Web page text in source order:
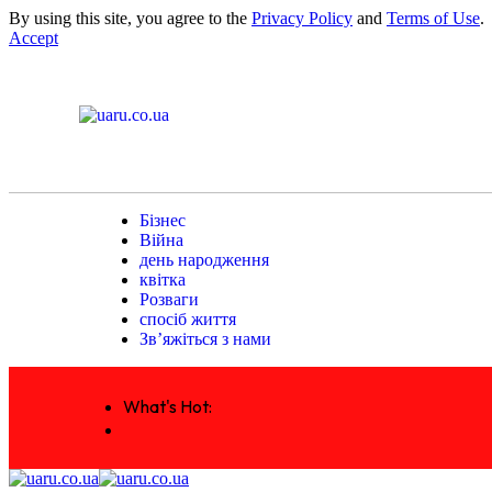
By using this site, you agree to the Privacy Policy and Terms of Use.
Accept
Бізнес
Війна
день народження
квітка
Розваги
спосіб життя
Зв’яжіться з нами
What's Hot: